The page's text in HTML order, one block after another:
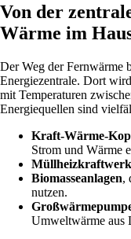
Von der
Wärme im
Der Weg der Fernwärme
Energiezentrale. Dort
mit Temperaturen
Energiequellen sind
Kraft-Wärme-
Strom und Wärme
Biomasseanlagen,
nutzen.
Umweltwärme aus